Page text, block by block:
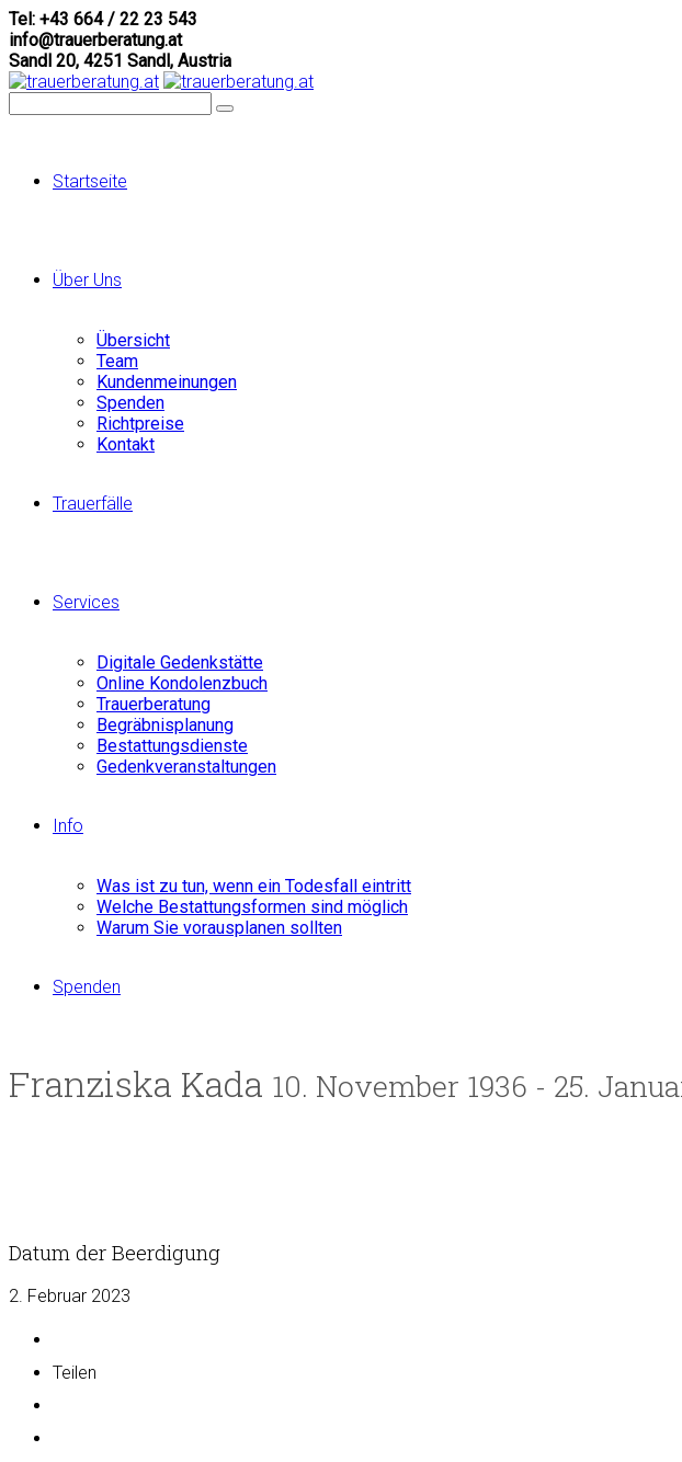
Tel: +43 664 / 22 23 543
info@trauerberatung.at
Sandl 20, 4251 Sandl, Austria
Startseite
Über Uns
Übersicht
Team
Kundenmeinungen
Spenden
Richtpreise
Kontakt
Trauerfälle
Services
Digitale Gedenkstätte
Online Kondolenzbuch
Trauerberatung
Begräbnisplanung
Bestattungsdienste
Gedenkveranstaltungen
Info
Was ist zu tun, wenn ein Todesfall eintritt
Welche Bestattungsformen sind möglich
Warum Sie vorausplanen sollten
Spenden
Franziska Kada 10. November 1936 - 25.
Datum der Beerdigung
2. Februar 2023
Teilen